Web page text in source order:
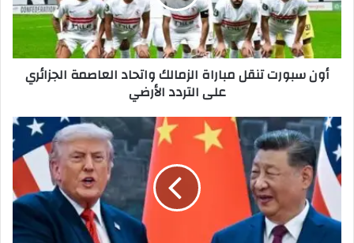
أون سبورت تنقل مباراة الزمالك واتحاد العاصمة الجزائري
على التردد الأرضي